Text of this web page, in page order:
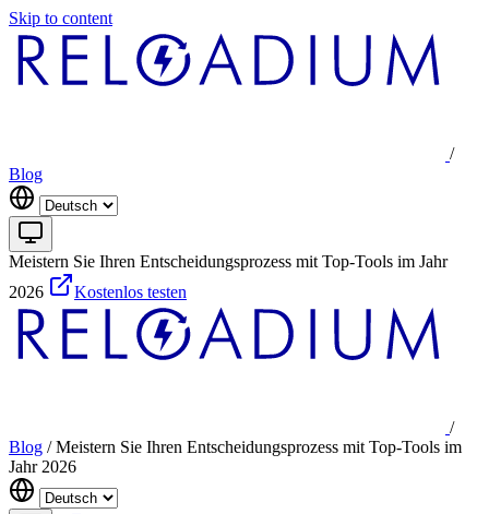
Skip to content
/
Blog
Meistern Sie Ihren Entscheidungsprozess mit Top-Tools im Jahr
2026
Kostenlos testen
/
Blog / Meistern Sie Ihren Entscheidungsprozess mit Top-Tools im
Jahr 2026